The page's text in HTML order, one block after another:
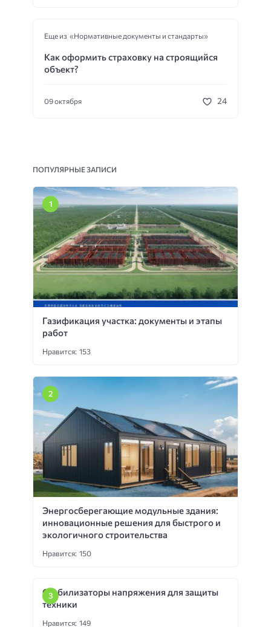
Еще из «Нормативные документы и стандарты»
Как оформить страховку на строящийся
объект?
09 октября 24
ПОПУЛЯРНЫЕ ЗАПИСИ
Газификация участка: документы и этапы
работ
Нравится: 153
Энергосберегающие модульные здания:
инновационные решения для быстрого и
экологичного строительства
Нравится: 150
Стабилизаторы напряжения для защиты
техники
Нравится: 149